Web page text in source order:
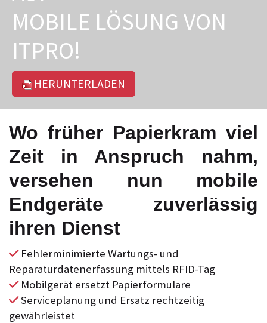
MOBILE LÖSUNG VON
ITPRO!
HERUNTERLADEN
Wo früher Papierkram viel
Zeit in Anspruch nahm,
versehen nun mobile
Endgeräte zuverlässig
ihren Dienst
Fehlerminimierte Wartungs- und
Reparaturdatenerfassung mittels RFID-Tag
Mobilgerät ersetzt Papierformulare
Serviceplanung und Ersatz rechtzeitig
gewährleistet